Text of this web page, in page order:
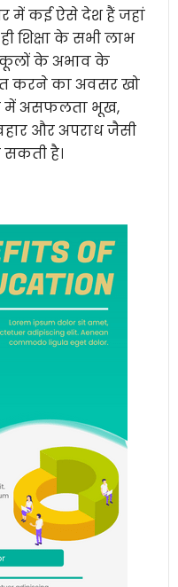
में कई ऐसे देश हैं जहां
शिक्षा के सभी लाभ
के अभाव के
करने का अवसर खो
में असफलता भूख,
और अपराध जैसी
है।